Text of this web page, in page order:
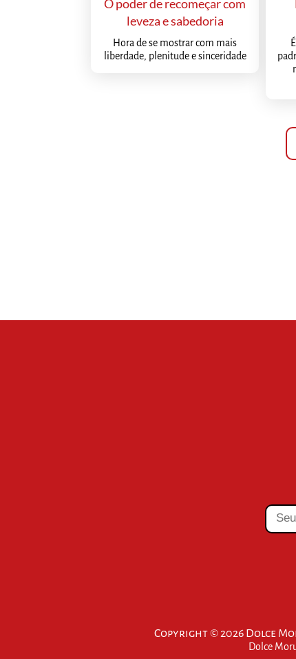
O poder de recomeçar com
leveza e sabedoria
Hora de se mostrar com mais
liberdade, plenitude e sinceridade
Copyright © 2026 Dolce
Dolce